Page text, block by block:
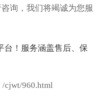
询，我们将竭诚为您服
/cjwt/960.html